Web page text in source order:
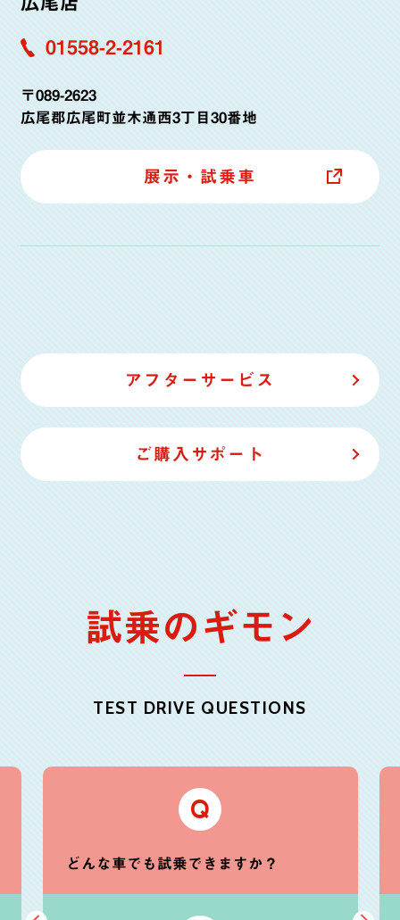
01558-2-2161
〒089-2623
広尾郡広尾町並木通西3丁目30番地
展示・試乗車
アフターサービス
ご購入サポート
試乗のギモン
TEST DRIVE QUESTIONS
Q
どんな車でも試乗できますか？